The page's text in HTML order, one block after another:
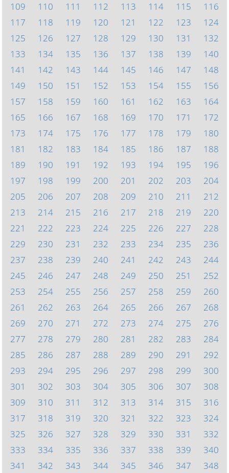
109
110 111 112 113 114 115
116
117
118 119 120 121 122 123
124
125
126 127 128 129 130 131
132
133
134 135 136 137 138 139
140
141
142 143 144 145 146 147
148
149
150 151 152 153 154 155
156
157
158 159 160 161 162 163
164
165
166 167 168 169 170 171
172
173
174 175 176 177 178 179
180
181
182 183 184 185 186 187
188
189
190 191 192 193 194 195
196
197
198 199 200 201 202 203
204
205
206 207 208 209 210 211
212
213
214 215 216 217 218 219
220
221
222 223 224 225 226 227
228
229
230 231 232 233 234 235
236
237
238 239 240 241 242 243
244
245
246 247 248 249 250 251
252
253
254 255 256 257 258 259
260
261
262 263 264 265 266 267
268
269
270 271 272 273 274 275
276
277
278 279 280 281 282 283
284
285
286 287 288 289 290 291
292
293
294 295 296 297 298 299
300
301
302 303 304 305 306 307
308
309
310 311 312 313 314 315
316
317
318 319 320 321 322 323
324
325
326 327 328 329 330 331
332
333
334 335 336 337 338 339
340
341
342 343 344 345 346 347 348